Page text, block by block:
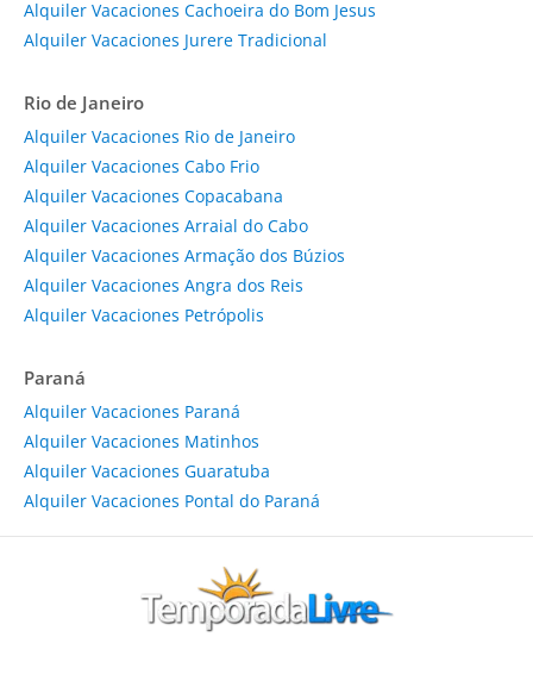
Alquiler Vacaciones Cachoeira do Bom Jesus
Alquiler Vacaciones Jurere Tradicional
Rio de Janeiro
Alquiler Vacaciones Rio de Janeiro
Alquiler Vacaciones Cabo Frio
Alquiler Vacaciones Copacabana
Alquiler Vacaciones Arraial do Cabo
Alquiler Vacaciones Armação dos Búzios
Alquiler Vacaciones Angra dos Reis
Alquiler Vacaciones Petrópolis
Paraná
Alquiler Vacaciones Paraná
Alquiler Vacaciones Matinhos
Alquiler Vacaciones Guaratuba
Alquiler Vacaciones Pontal do Paraná